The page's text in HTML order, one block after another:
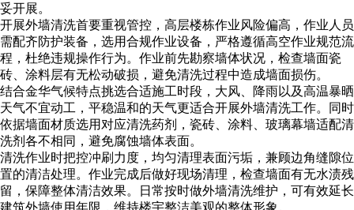
妥开展。
开展外墙清洗首要重视管控，高层楼栋作业风险偏高，作业人员
需配齐防护装备，选用合规作业设备，严格遵循高空作业规范流
程，杜绝违规操作行为。作业前先勘察墙体状况，检查墙面瓷
砖、涂料层有无松动破损，避免清洗过程中造成墙面损伤。
结合金华气候特点挑选合适施工时段，大风、降雨以及高温暴晒
天气不宜动工，平稳温和的天气更适合开展外墙清洗工作。同时
依据墙面材质选用对应清洗药剂，瓷砖、涂料、玻璃幕墙适配清
洗剂各不相同，避免腐蚀墙体表面。
清洗作业时把控冲刷力度，均匀清理表面污垢，兼顾边角缝隙位
置的清洁处理。作业完成后做好现场清理，检查墙面有无水渍残
留，保障整体清洁效果。日常按时做外墙清洗维护，可有效延长
建筑外墙使用年限，维持楼宇整洁美观的整体形象。